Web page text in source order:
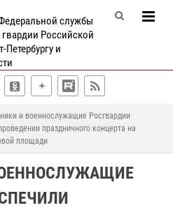
службы
Российской
и
и военнослужащие Росгвардии
праздничного концерта на
площади